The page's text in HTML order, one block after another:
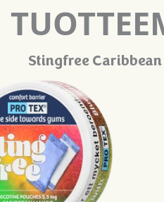
Stingfree